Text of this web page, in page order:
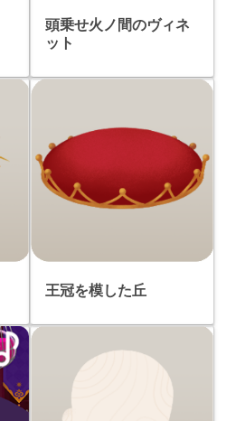
頭乗せ火ノ間のヴィネ
ット
王冠を模した丘